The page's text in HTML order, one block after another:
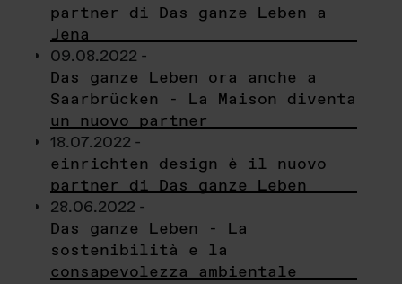
partner di Das ganze Leben a
Jena
09.08.2022 -
Das ganze Leben ora anche a
Saarbrücken - La Maison diventa
un nuovo partner
18.07.2022 -
einrichten design è il nuovo
partner di Das ganze Leben
28.06.2022 -
Das ganze Leben - La
sostenibilità e la
consapevolezza ambientale